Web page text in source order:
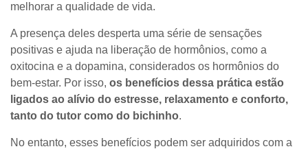
melhorar a qualidade de vida.
A presença deles desperta uma série de sensações
positivas e ajuda na liberação de hormônios, como a
oxitocina e a dopamina, considerados os hormônios do
bem-estar. Por isso, os benefícios dessa prática estão
ligados ao alívio do estresse, relaxamento e conforto,
tanto do tutor como do bichinho.
No entanto, esses benefícios podem ser adquiridos com a